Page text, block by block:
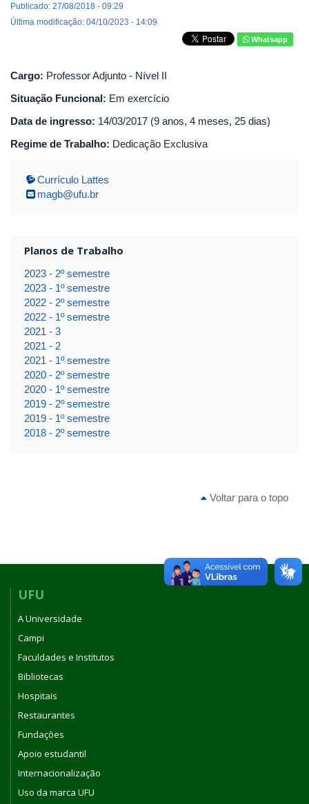
Publicado: 27/08/2018 - 09:29
Última modificação: 04/10/2023 - 14:09
Whatsapp
Cargo: Professor Adjunto - Nível II
Situação Funcional: Em exercício
Data de ingresso: 14/03/2017 (9 anos, 4 meses, 25 dias)
Regime de Trabalho: Dedicação Exclusiva
Currículo Lattes
magb@ufu.br
Planos de Trabalho
2023 - 2º semestre
2023 - 1º semestre
2022 - 2º semestre
2022 - 1º semestre
2021 - 3
2021 - 2
2021 - 1º semestre
2020 - 2º semestre
2020 - 1º semestre
2019 - 2º semestre
2019 - 1º semestre
2018 - 2º semestre
Voltar para o topo
UFU
A Universidade
Campi
Faculdades e Institutos
Bibliotecas
Hospitais
Restaurantes
Fundações
Apoio estudantil
Internacionalização
Uso da marca UFU